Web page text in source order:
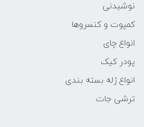
نوشیدنی
کمپوت و کنسروها
انواع چای
پودر کیک
انواع ژله بسته بندی
ترشی جات